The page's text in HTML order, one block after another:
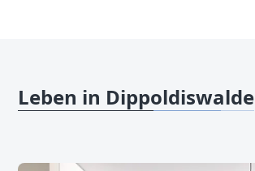
Leben in Dippoldiswalde